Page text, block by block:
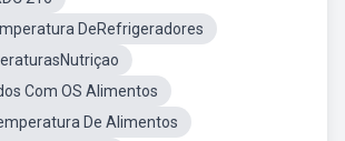
DeRefrigeradores
Com OS Alimentos
De Alimentos